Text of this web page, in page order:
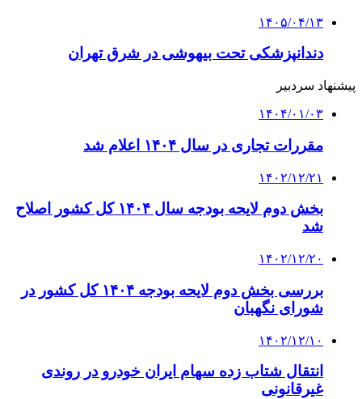
۱۴۰۵/۰۴/۱۳
دندانپزشکی تحت بیهوشی در شرق تهران
پیشنهاد سردبیر
۱۴۰۴/۰۱/۰۳
مقررات تجاری در سال ۱۴۰۴ اعلام شد
۱۴۰۲/۱۲/۲۱
بخش دوم لایحه بودجه سال ۱۴۰۴ کل کشور اصلاح
شد
۱۴۰۲/۱۲/۲۰
بررسی بخش دوم لایحه بودجه ۱۴۰۴ کل کشور در
شورای نگهبان
۱۴۰۲/۱۲/۱۰
انتقال شتاب زده سهام ایران خودرو در روندی
غیرقانونی